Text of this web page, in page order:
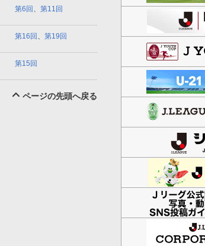
第6回 第11回
第16回 第19回
第15回
ページの先頭へ戻る